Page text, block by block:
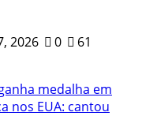
2026 0 61